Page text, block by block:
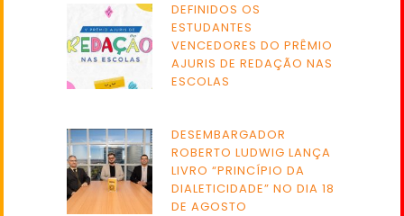
DEFINIDOS OS
ESTUDANTES
VENCEDORES DO PRÊMIO
AJURIS DE REDAÇÃO NAS
ESCOLAS
DESEMBARGADOR
ROBERTO LUDWIG LANÇA
LIVRO “PRINCÍPIO DA
DIALETICIDADE” NO DIA 18
DE AGOSTO